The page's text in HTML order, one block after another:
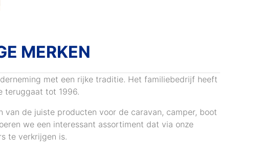
MERKEN
met een rijke traditie. Het familiebedrijf heeft
teruggaat tot 1996.
van de juiste producten voor de caravan, camper, boot
we een interessant assortiment dat via onze
te verkrijgen is.